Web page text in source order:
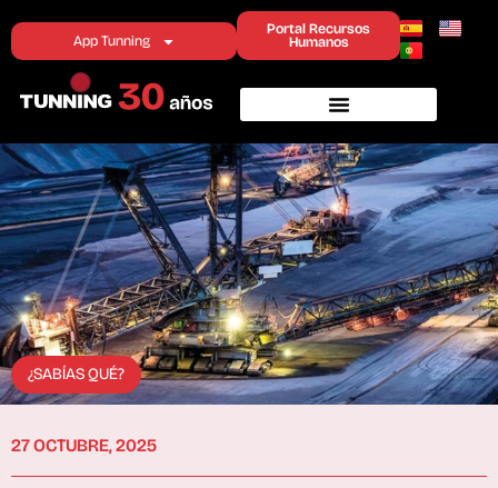
App Tunning
Portal Recursos
Humanos
¿SABÍAS QUÉ?
27 OCTUBRE, 2025